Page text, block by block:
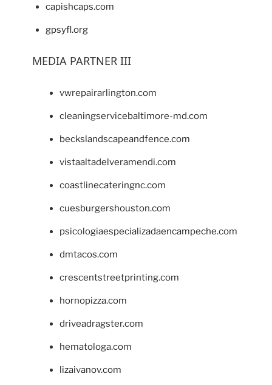
capishcaps.com
gpsyfl.org
MEDIA PARTNER III
vwrepairarlington.com
cleaningservicebaltimore-md.com
beckslandscapeandfence.com
vistaaltadelveramendi.com
coastlinecateringnc.com
cuesburgershouston.com
psicologiaespecializadaencampeche.com
dmtacos.com
crescentstreetprinting.com
hornopizza.com
driveadragster.com
hematologa.com
lizaivanov.com